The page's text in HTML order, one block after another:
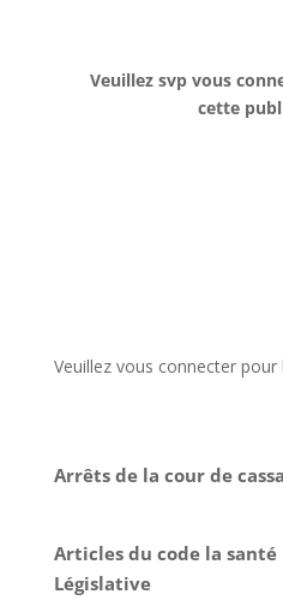
Veuillez svp vous
cette
Veuillez vous connecter
Arrêts de la cour de
Articles du code la
Législative